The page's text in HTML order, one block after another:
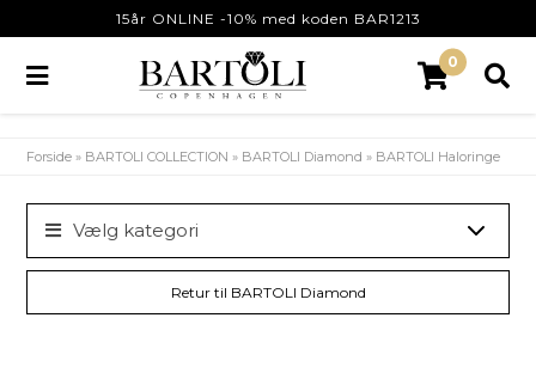
15år ONLINE -10% med koden BAR1213
0
Forside » BARTOLI COLLECTION » BARTOLI Diamond » BARTOLI Haloringe
Vælg kategori
Retur til BARTOLI Diamond